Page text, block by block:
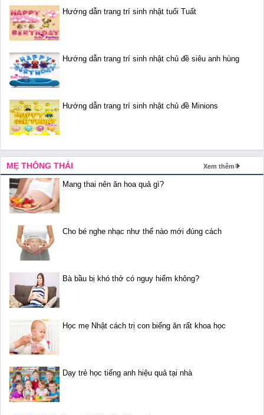
Hướng dẫn trang trí sinh nhật tuổi Tuất
Hướng dẫn trang trí sinh nhật chủ đề siêu anh hùng
Hướng dẫn trang trí sinh nhật chủ đề Minions
MẸ THÔNG THÁI Xem thêm
Mang thai nên ăn hoa quả gì?
Cho bé nghe nhạc như thế nào mới đúng cách
Bà bầu bị khó thở có nguy hiểm không?
Học mẹ Nhật cách trị con biếng ăn rất khoa học
Dạy trẻ học tiếng anh hiệu quả tại nhà